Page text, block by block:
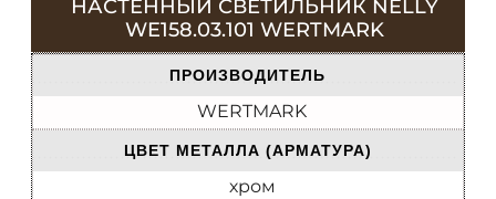
НАСТЕННЫЙ СВЕТИЛЬНИК NELLY
WE158.03.101 WERTMARK
ПРОИЗВОДИТЕЛЬ
WERTMARK
ЦВЕТ МЕТАЛЛА (АРМАТУРА)
хром